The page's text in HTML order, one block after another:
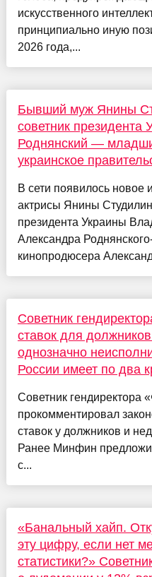
искусственного
принципиально иную
2026 года,...
Бывший муж Янины
советник президента
Роднянский —
украинское
В сети появилось
актрисы Янины
президента Украины
Александра
кинопродюсера
Советник
ставок для
однозначно
России имеет по два
Советник гендиректора
прокомментировал
ставок у должников и
Ранее Минфин
с...
«Банальный хайп.
эту цифру, если нет
статистики?»